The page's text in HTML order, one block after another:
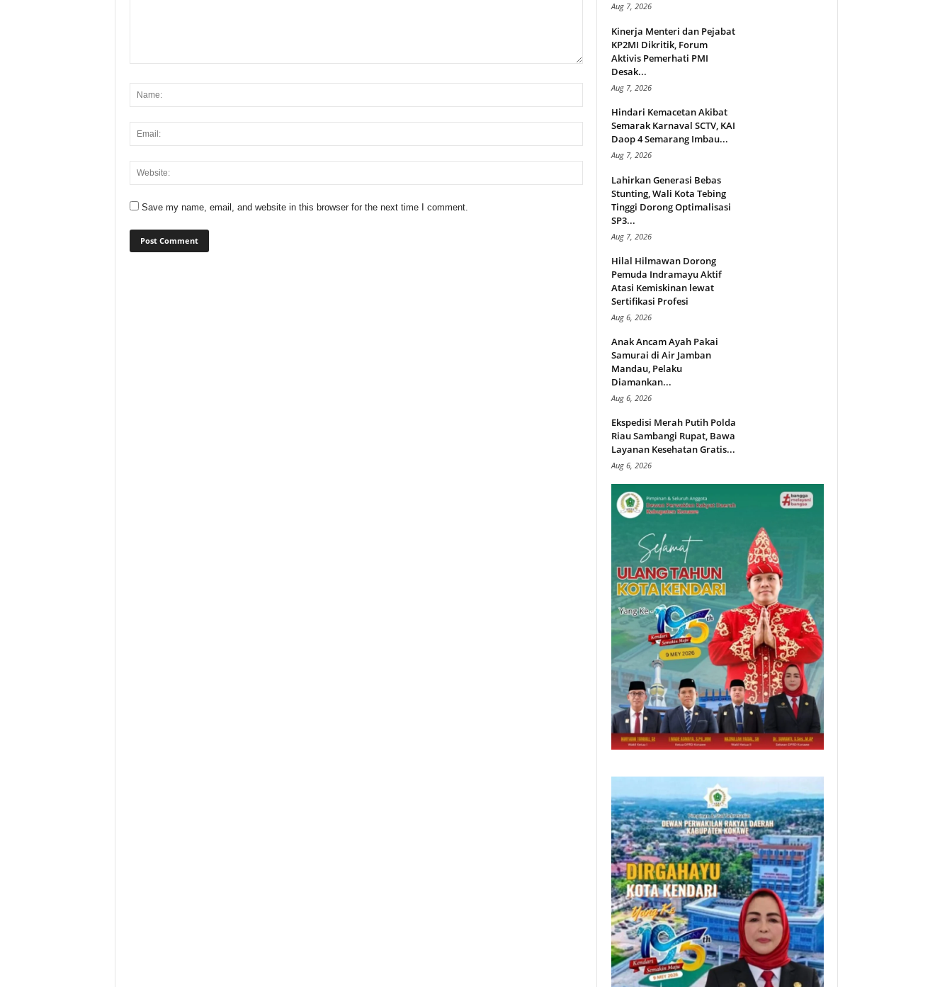
Save my name, email, and website in this browser for the next time I comment.
Aug 7, 2026
Kinerja Menteri dan Pejabat
KP2MI Dikritik, Forum
Aktivis Pemerhati PMI
Desak...
Aug 7, 2026
Hindari Kemacetan Akibat
Semarak Karnaval SCTV, KAI
Daop 4 Semarang Imbau...
Aug 7, 2026
Lahirkan Generasi Bebas
Stunting, Wali Kota Tebing
Tinggi Dorong Optimalisasi
SP3...
Aug 7, 2026
Hilal Hilmawan Dorong
Pemuda Indramayu Aktif
Atasi Kemiskinan lewat
Sertifikasi Profesi
Aug 6, 2026
Anak Ancam Ayah Pakai
Samurai di Air Jamban
Mandau, Pelaku
Diamankan...
Aug 6, 2026
Ekspedisi Merah Putih Polda
Riau Sambangi Rupat, Bawa
Layanan Kesehatan Gratis...
Aug 6, 2026